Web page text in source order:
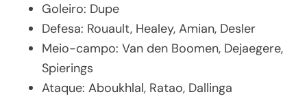
Goleiro: Dupe
Defesa: Rouault, Healey, Amian, Desler
Meio-campo: Van den Boomen, Dejaegere,
Spierings
Ataque: Aboukhlal, Ratao, Dallinga